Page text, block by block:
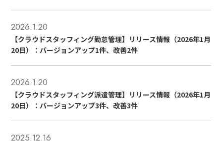
2026.1.20
【クラウドスタッフィング勤怠管理】リリース情報（2026年1月
20日）：バージョンアップ1件、改善2件
2026.1.20
【クラウドスタッフィング派遣管理】リリース情報（2026年1月
20日）：バージョンアップ3件、改善3件
2025.12.16